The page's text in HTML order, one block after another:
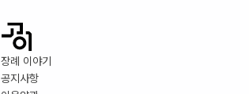
장례 이야기
공지사항